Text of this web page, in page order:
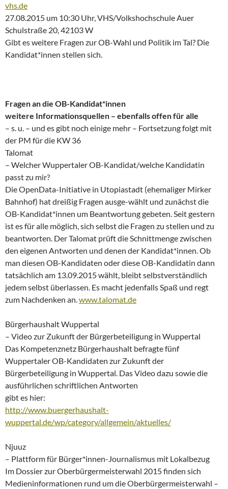
vhs.de
27.08.2015 um 10:30 Uhr, VHS/Volkshochschule Auer
Schulstraße 20, 42103 W
Gibt es weitere Fragen zur OB-Wahl und Politik im Tal? Die
Kandidat*innen stellen sich.
Fragen an die OB-Kandidat*innen
weitere Informationsquellen – ebenfalls offen für alle
– s. u. – und es gibt noch einige mehr – Fortsetzung folgt mit
der PM für die KW 36
Talomat
– Welcher Wuppertaler OB-Kandidat/welche Kandidatin
passt zu mir?
Die OpenData-Initiative in Utopiastadt (ehemaliger Mirker
Bahnhof) hat dreißig Fragen ausge-wählt und zunächst die
OB-Kandidat*innen um Beantwortung gebeten. Seit gestern
ist es für alle möglich, sich selbst die Fragen zu stellen und zu
beantworten. Der Talomat prüft die Schnittmenge zwischen
den eigenen Antworten und denen der Kandidat*innen. Ob
man diesen OB-Kandidaten oder diese OB-Kandidatin dann
tatsächlich am 13.09.2015 wählt, bleibt selbstverständlich
jedem selbst überlassen. Es macht jedenfalls Spaß und regt
zum Nachdenken an.www.talomat.de
Bürgerhaushalt Wuppertal
– Video zur Zukunft der Bürgerbeteiligung in Wuppertal
Das Kompetenznetz Bürgerhaushalt befragte fünf
Wuppertaler OB-Kandidaten zur Zukunft der
Bürgerbeteiligung in Wuppertal. Das Video dazu sowie die
ausführlichen schriftlichen Antworten
gibt es hier:
http://www.buergerhaushalt-
wuppertal.de/wp/category/allgemein/aktuelles/
Njuuz
– Plattform für Bürger*innen-Journalismus mit Lokalbezug
Im Dossier zur Oberbürgermeisterwahl 2015 finden sich
Medieninformationen rund um die Oberbürgermeisterwahl –